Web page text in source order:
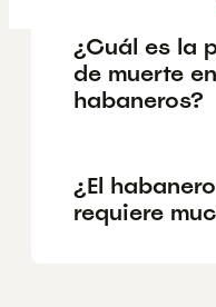
¿Cuál es la
de muerte
habaneros?
¿El
requiere